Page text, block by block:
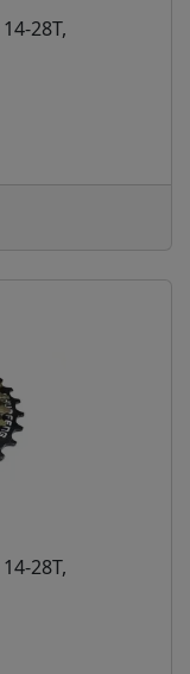
28Т,
28Т,